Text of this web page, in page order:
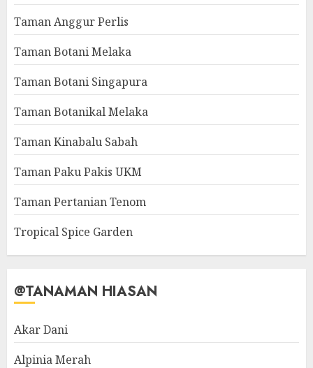
Taman Anggur Perlis
Taman Botani Melaka
Taman Botani Singapura
Taman Botanikal Melaka
Taman Kinabalu Sabah
Taman Paku Pakis UKM
Taman Pertanian Tenom
Tropical Spice Garden
@TANAMAN HIASAN
Akar Dani
Alpinia Merah